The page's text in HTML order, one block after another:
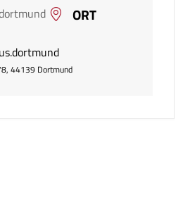
ORT
44139 Dortmund